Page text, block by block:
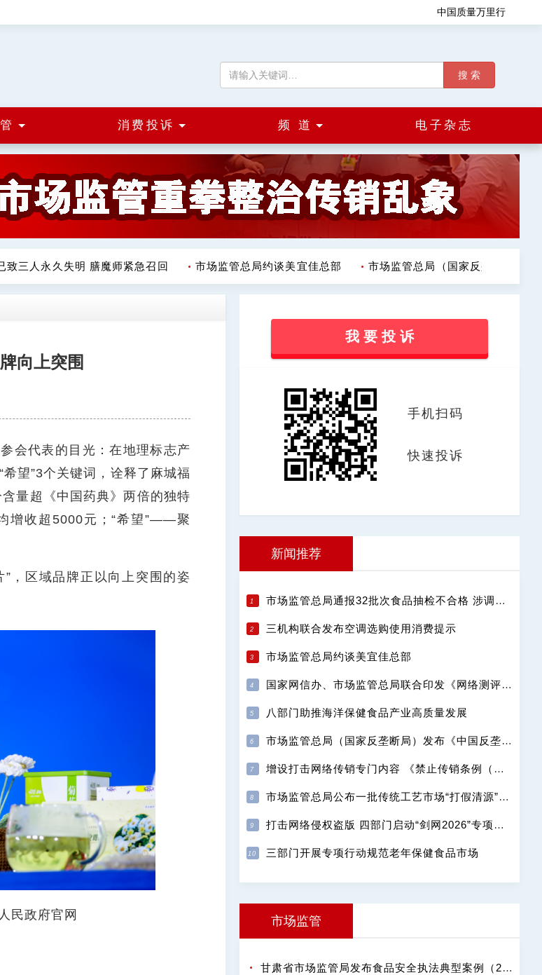
中国质量万里行
搜 索
消费投诉 频 道 电子杂志
三人永久失明 膳魔师紧急召回 市场监管总局约谈美宜佳总部 市场监管总局（国家反垄断局）发
向上突围
代表的目光：在地理标志产
望”3个关键词，诠释了麻城福
量超《中国药典》两倍的独特
增收超5000元；“希望”——聚
区域品牌正以向上突围的姿
民政府官网
我 要 投 诉
手机扫码
快速投诉
新闻推荐
市场监管总局通报32批次食品抽检不合格 涉调味品饮料肉制品等13类
三机构联合发布空调选购使用消费提示
市场监管总局约谈美宜佳总部
国家网信办、市场监管总局联合印发《网络测评活动规范》
八部门助推海洋保健食品产业高质量发展
市场监管总局（国家反垄断局）发布《中国反垄断执法年度报告（2025）》
增设打击网络传销专门内容 《禁止传销条例（修订征求意见稿）》公开征求意见
市场监管总局公布一批传统工艺市场“打假清源”典型案例
打击网络侵权盗版 四部门启动“剑网2026”专项行动
三部门开展专项行动规范老年保健食品市场
市场监管
甘肃省市场监管局发布食品安全执法典型案例（2025-2026年度）